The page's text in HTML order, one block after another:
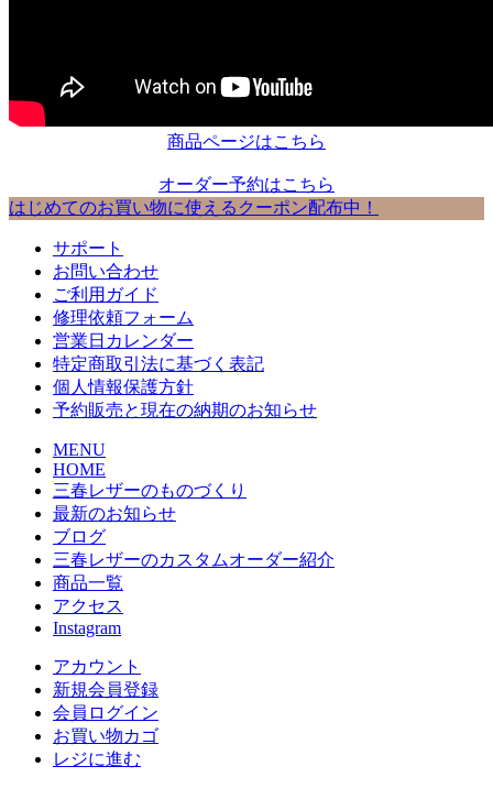
商品ページはこちら
オーダー予約はこちら
はじめてのお買い物に使えるクーポン配布中！
サポート
お問い合わせ
ご利用ガイド
修理依頼フォーム
営業日カレンダー
特定商取引法に基づく表記
個人情報保護方針
予約販売と現在の納期のお知らせ
MENU
HOME
三春レザーのものづくり
最新のお知らせ
ブログ
三春レザーのカスタムオーダー紹介
商品一覧
アクセス
Instagram
アカウント
新規会員登録
会員ログイン
お買い物カゴ
レジに進む